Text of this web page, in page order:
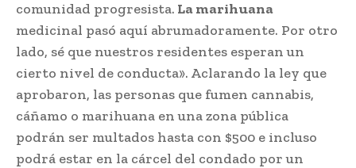
comunidad progresista. La marihuana
medicinal pasó aquí abrumadoramente. Por otro
lado, sé que nuestros residentes esperan un
cierto nivel de conducta». Aclarando la ley que
aprobaron, las personas que fumen cannabis,
cáñamo o marihuana en una zona pública
podrán ser multados hasta con $500 e incluso
podrá estar en la cárcel del condado por un